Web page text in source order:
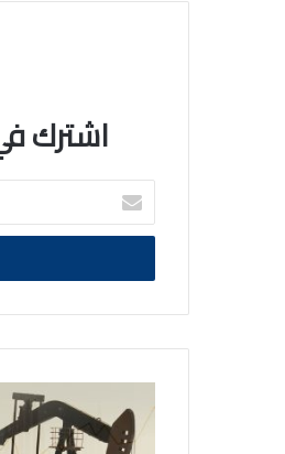
اشترك
اكتب
بريدك
الالكتروني
يتراجع